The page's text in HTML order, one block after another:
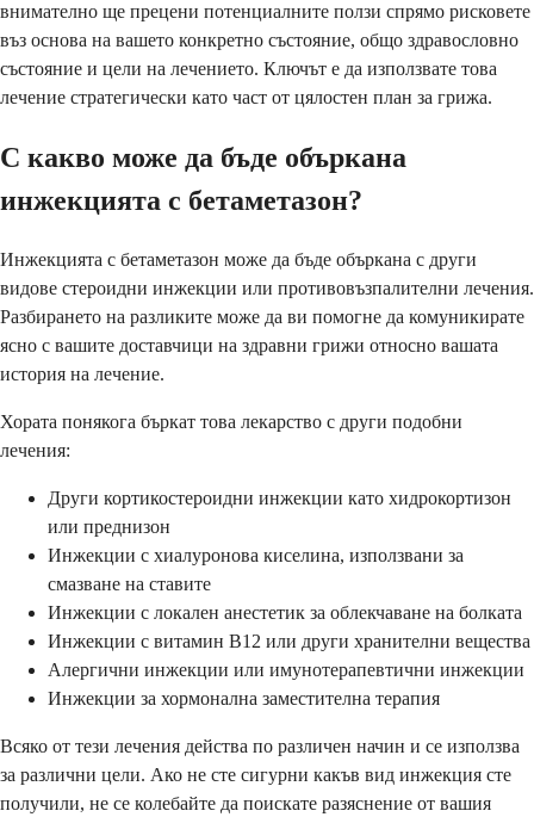
внимателно ще прецени потенциалните ползи спрямо рисковете
въз основа на вашето конкретно състояние, общо здравословно
състояние и цели на лечението. Ключът е да използвате това
лечение стратегически като част от цялостен план за грижа.
С какво може да бъде объркана
инжекцията с бетаметазон?
Инжекцията с бетаметазон може да бъде объркана с други
видове стероидни инжекции или противовъзпалителни лечения.
Разбирането на разликите може да ви помогне да комуникирате
ясно с вашите доставчици на здравни грижи относно вашата
история на лечение.
Хората понякога бъркат това лекарство с други подобни
лечения:
Други кортикостероидни инжекции като хидрокортизон
или преднизон
Инжекции с хиалуронова киселина, използвани за
смазване на ставите
Инжекции с локален анестетик за облекчаване на болката
Инжекции с витамин B12 или други хранителни вещества
Алергични инжекции или имунотерапевтични инжекции
Инжекции за хормонална заместителна терапия
Всяко от тези лечения действа по различен начин и се използва
за различни цели. Ако не сте сигурни какъв вид инжекция сте
получили, не се колебайте да поискате разяснение от вашия